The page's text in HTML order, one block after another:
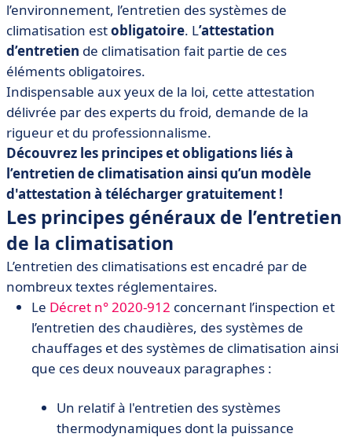
• Modèle d’attestation d’entretien de climatisation
• Aidez-vous de logiciels pour des solutions 2.0
• L’entretien des systèmes de climatisation en résumé
l’environnement, l’entretien des systèmes de
climatisation estobligatoire. L’attestation
d’entretien de climatisation fait partie de ces
éléments obligatoires.
Indispensable aux yeux de la loi, cette attestation
délivrée par des experts du froid, demande de la
rigueur et du professionnalisme.
Découvrez les principes et obligations liés à
l’entretien de climatisation ainsi qu’un modèle
d'attestation à télécharger gratuitement !
Les principes généraux de l’entretien
de la climatisation
L’entretien des climatisations est encadré par de
nombreux textes réglementaires.
Le Décret n° 2020-912 concernant l’inspection et
l’entretien des chaudières, des systèmes de
chauffages et des systèmes de climatisation ainsi
que ces deux nouveaux paragraphes :
Un relatif à l'entretien des systèmes
thermodynamiques dont la puissance